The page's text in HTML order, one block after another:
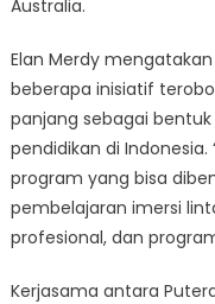
Australia.
Elan Merdy
beberapa inisiatif
panjang sebagai
pendidikan di
program yang bisa
pembelajaran imersi
profesional, dan
Kerjasama antara